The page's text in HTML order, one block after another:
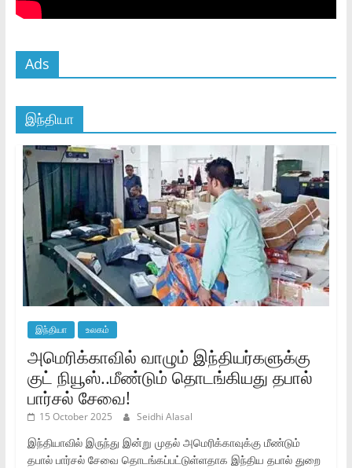
Ads
இந்தியா
இந்தியா உலகம்
அமெரிக்காவில் வாழும் இந்தியர்களுக்கு
குட் நியூஸ்..மீண்டும் தொடங்கியது தபால்
பார்சல் சேவை!
15 October 2025 Seidhi Alasal
இந்தியாவில் இருந்து இன்று முதல் அமெரிக்காவுக்கு மீண்டும்
தபால் பார்சல் சேவை தொடங்கப்பட்டுள்ளதாக இந்திய தபால் துறை